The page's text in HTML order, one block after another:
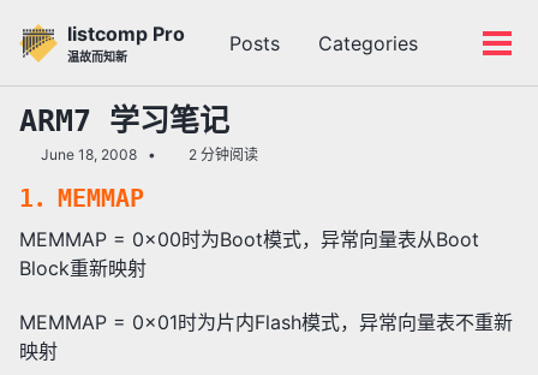
listcomp Pro
温故而知新
Posts Categories
切
换
ARM7 学习笔记
June 18, 2008 2 分钟阅读
1．MEMMAP
MEMMAP = 0x00时为Boot模式，异常向量表从Boot
Block重新映射
MEMMAP = 0x01时为片内Flash模式，异常向量表不重新
映射